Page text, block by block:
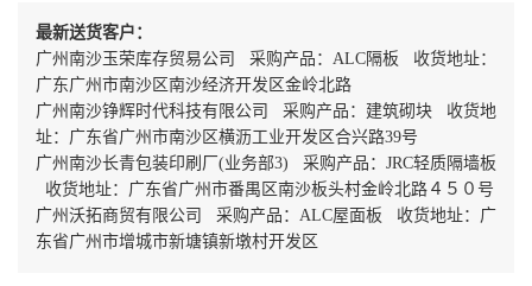
最新送货客户：
广州南沙玉荣库存贸易公司 采购产品：ALC隔板 收货地址：
广东广州市南沙区南沙经济开发区金岭北路
广州南沙铮辉时代科技有限公司 采购产品：建筑砌块 收货地
址：广东省广州市南沙区横沥工业开发区合兴路39号
广州南沙长青包装印刷厂(业务部3) 采购产品：JRC轻质隔墙板
收货地址：广东省广州市番禺区南沙板头村金岭北路４５０号
广州沃拓商贸有限公司 采购产品：ALC屋面板 收货地址：广
东省广州市增城市新塘镇新墩村开发区